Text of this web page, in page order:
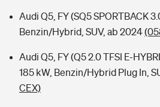
Audi Q5, FY (SQ5 SPORTBACK
Benzin/Hybrid, SUV, ab 2024
Audi Q5, FY (Q5 2.0 TFSI E-
185 kW, Benzin/Hybrid Plug In,
CEX)